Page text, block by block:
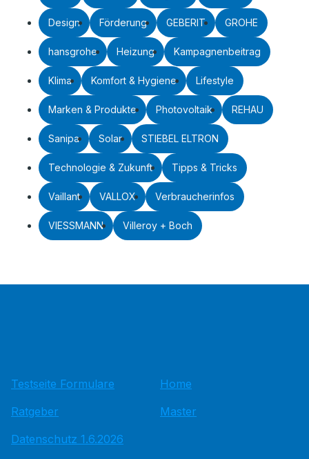
Design Förderung GEBERIT GROHE
hansgrohe Heizung Kampagnenbeitrag
Klima Komfort & Hygiene Lifestyle
Marken & Produkte Photovoltaik REHAU
Sanipa Solar STIEBEL ELTRON
Technologie & Zukunft Tipps & Tricks
Vaillant VALLOX Verbraucherinfos
VIESSMANN Villeroy + Boch
Testseite Formulare
Ratgeber
Datenschutz 1.6.2026
Home
Master